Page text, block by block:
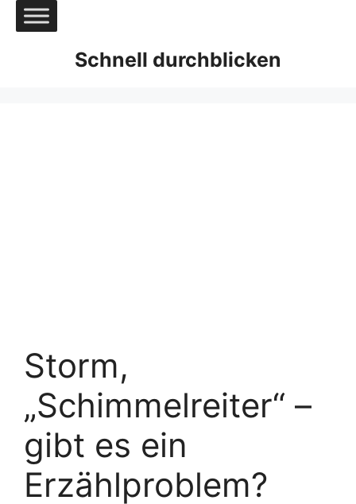
Zum
Inhalt
Schnell durchblicken
Storm,
„Schimmelreiter“ –
gibt es ein
Erzählproblem?